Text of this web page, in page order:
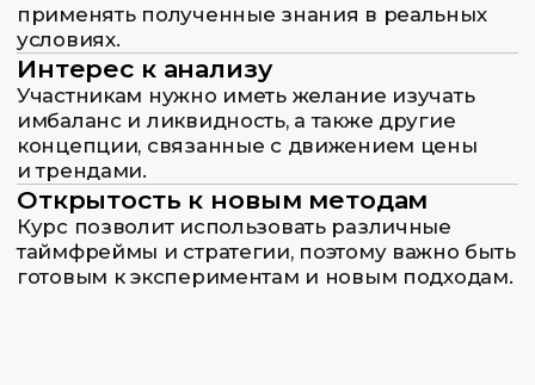
01.
Комфортные аудитории
Занятия проходят оффлайн в комфортных
аудиториях недалеко от третьего
транспортного кольца по адресу Москва,
Набережная Академика Туполева 15